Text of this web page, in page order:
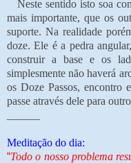
Neste sentido isto soa
mais importante, que os
suporte. Na realidade
doze. Ele é a pedra
construir a base e os
simplesmente não haverá
os Doze Passos, encontro
passe através dele para
Meditação do dia:
“Todo o nosso problema